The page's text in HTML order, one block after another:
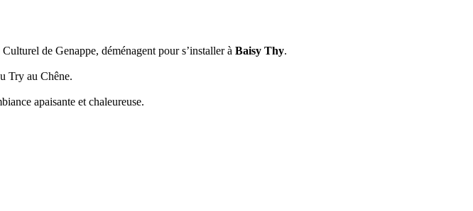
de Genappe, déménagent pour s’installer à Baisy Thy.
Try au Chêne.
apaisante et chaleureuse.